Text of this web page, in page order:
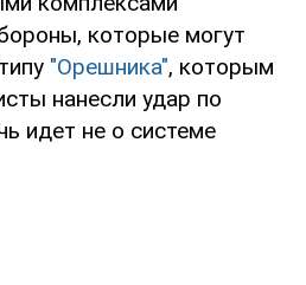
которые могут
"Орешника", которым
нанесли удар по
идет не о системе